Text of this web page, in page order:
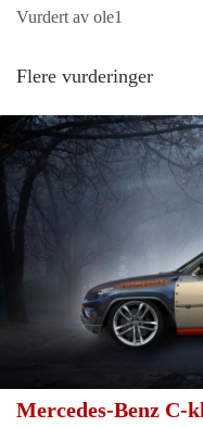
Vurdert av ole1
Flere vurderinger
Mercedes-Benz C-